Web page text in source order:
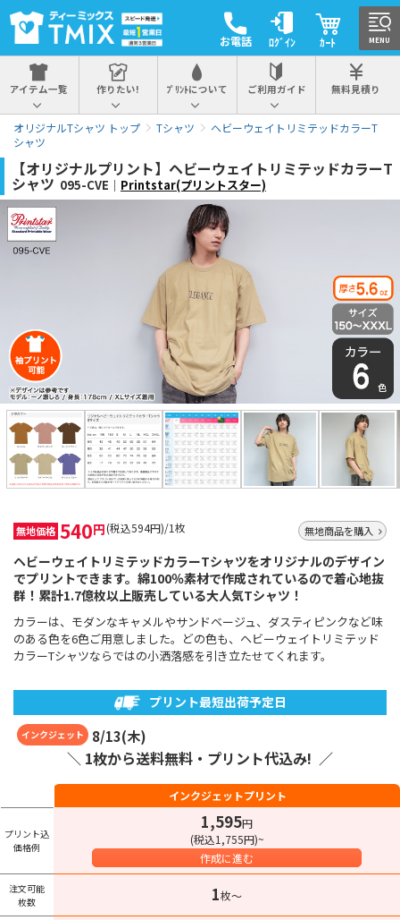
お電話 ﾛｸﾞｲﾝ ｶｰﾄ
アイテム一覧 作りたい! ﾌﾟﾘﾝﾄについて ご利用ガイド 無料見積り
オリジナルTシャツ トップ Tシャツ
ヘビーウェイトリミテッドカラーT
シャツ
【オリジナルプリント】ヘビーウェイトリミテッドカラーT
シャツ 095-CVE｜ Printstar(プリントスター)
無地価格 540円(税込594円)/1枚 無地商品を購入
ヘビーウェイトリミテッドカラーTシャツをオリジナルのデザイン
でプリントできます。綿100％素材で作成されているので着心地抜
群！累計1.7億枚以上販売している大人気Tシャツ！
カラーは、モダンなキャメルやサンドベージュ、ダスティピンクなど味
のある色を6色ご用意しました。どの色も、ヘビーウェイトリミテッド
カラーTシャツならではの小洒落感を引き立たせてくれます。
プリント最短出荷予定日
インクジェット 8/13(木)
＼ 1枚から送料無料・プリント代込み! ／
インクジェットプリント
プリント込
価格例
1,595円
(税込1,755円)~
作成に進む
注文可能
枚数
1枚〜
MENU